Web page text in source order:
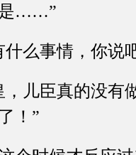
是……”
么事情，你说
臣真的没有做
！”